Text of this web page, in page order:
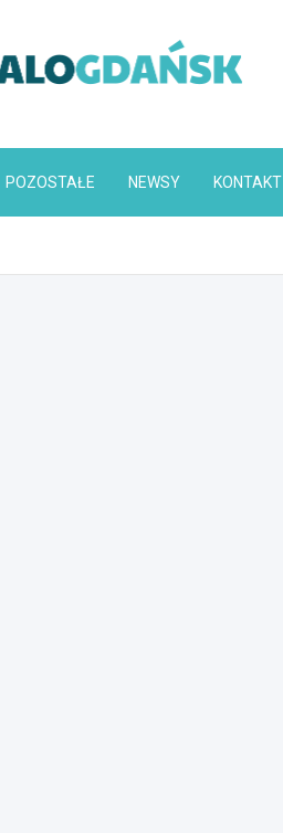
POZOSTAŁE NEWSY KONTAKT